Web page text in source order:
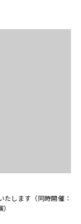
します（同時開催：